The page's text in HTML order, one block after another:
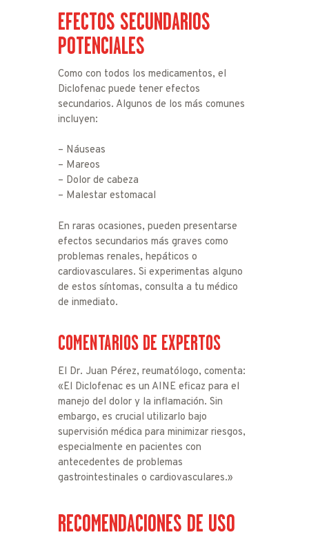
EFECTOS SECUNDARIOS
POTENCIALES
Como con todos los medicamentos, el
Diclofenac puede tener efectos
secundarios. Algunos de los más comunes
incluyen:
– Náuseas
– Mareos
– Dolor de cabeza
– Malestar estomacal
En raras ocasiones, pueden presentarse
efectos secundarios más graves como
problemas renales, hepáticos o
cardiovasculares. Si experimentas alguno
de estos síntomas, consulta a tu médico
de inmediato.
COMENTARIOS DE EXPERTOS
El Dr. Juan Pérez, reumatólogo, comenta:
«El Diclofenac es un AINE eficaz para el
manejo del dolor y la inflamación. Sin
embargo, es crucial utilizarlo bajo
supervisión médica para minimizar riesgos,
especialmente en pacientes con
antecedentes de problemas
gastrointestinales o cardiovasculares.»
RECOMENDACIONES DE USO